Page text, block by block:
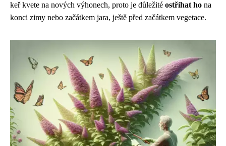
keř kvete na nových výhonech, proto je důležité ostříhat ho na
konci zimy nebo začátkem jara, ještě před začátkem vegetace.